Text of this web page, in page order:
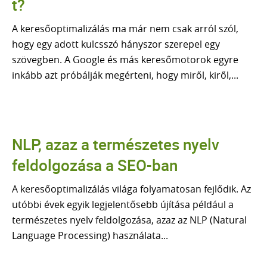
FACEBOOK HIRDETÉSEK
WEBOLDAL KÉSZÍTÉS
WHITE LABEL SEO
AI VIDEÓ KÉSZÍTÉS
AI KERESÉSI LÁTHATÓSÁG ELEMZÉS
MI A SEO
SZEMANTIKUS SEO
NLP és a SEO
TOPICAL AUTHORITY
AEO vs SEO
GOOGLE ALGORITMUSOK
LLM ALAPJAI
t?
A keresőoptimalizálás ma már nem csak arról szól,
hogy egy adott kulcsszó hányszor szerepel egy
szövegben. A Google és más keresőmotorok egyre
inkább azt próbálják megérteni, hogy miről, kiről,...
NLP, azaz a természetes nyelv
feldolgozása a SEO-ban
A keresőoptimalizálás világa folyamatosan fejlődik. Az
utóbbi évek egyik legjelentősebb újítása például a
természetes nyelv feldolgozása, azaz az NLP (Natural
Language Processing) használata...